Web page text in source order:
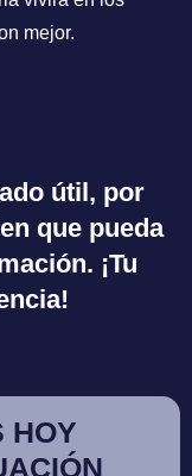
mejor.
útil, por
que pueda
¡Tu
HOY